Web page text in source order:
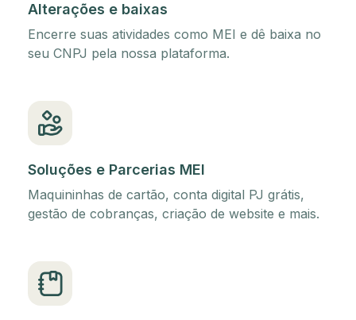
Alterações e baixas
Encerre suas atividades como MEI e dê baixa no
seu CNPJ pela nossa plataforma.
Soluções e Parcerias MEI
Maquininhas de cartão, conta digital PJ grátis,
gestão de cobranças, criação de website e mais.